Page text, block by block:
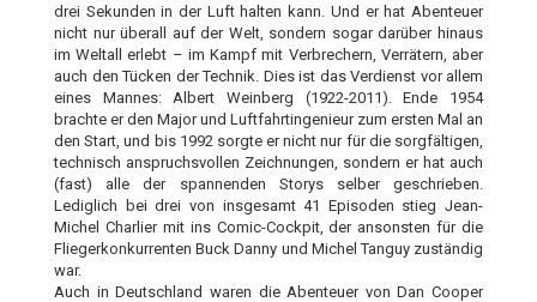
drei Sekunden in der Luft halten kann. Und er hat Abenteuer
nicht nur überall auf der Welt, sondern sogar darüber hinaus
im Weltall erlebt – im Kampf mit Verbrechern, Verrätern, aber
auch den Tücken der Technik. Dies ist das Verdienst vor allem
eines Mannes: Albert Weinberg (1922-2011). Ende 1954
brachte er den Major und Luftfahrtingenieur zum ersten Mal an
den Start, und bis 1992 sorgte er nicht nur für die sorgfältigen,
technisch anspruchsvollen Zeichnungen, sondern er hat auch
(fast) alle der spannenden Storys selber geschrieben.
Lediglich bei drei von insgesamt 41 Episoden stieg Jean-
Michel Charlier mit ins Comic-Cockpit, der ansonsten für die
Fliegerkonkurrenten Buck Danny und Michel Tanguy zuständig
war.
Auch in Deutschland waren die Abenteuer von Dan Cooper